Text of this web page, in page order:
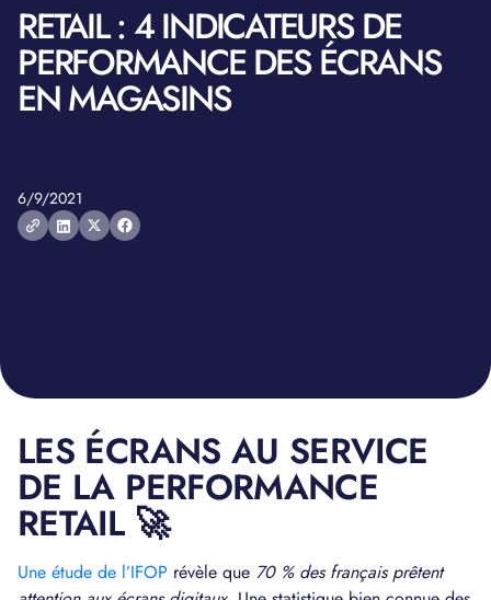
RETAIL : 4 INDICATEURS DE
PERFORMANCE DES ÉCRANS
EN MAGASINS
6/9/2021
LES ÉCRANS AU SERVICE
DE LA PERFORMANCE
RETAIL 🚀
Une étude de l’IFOP révèle que 70 % des français prêtent